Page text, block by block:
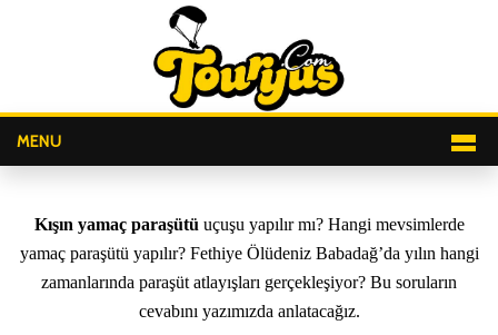
MENU
GALERI
Kışın yamaç paraşütü uçuşu yapılır mı? Hangi mevsimlerde
yamaç paraşütü yapılır? Fethiye Ölüdeniz Babadağ’da yılın hangi
zamanlarında paraşüt atlayışları gerçekleşiyor? Bu soruların
cevabını yazımızda anlatacağız.